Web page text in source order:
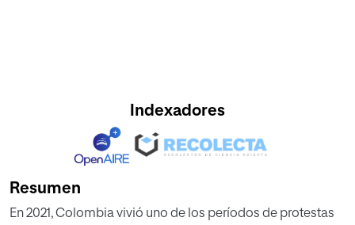
Indexadores
Resumen
En 2021, Colombia vivió uno de los períodos de protestas